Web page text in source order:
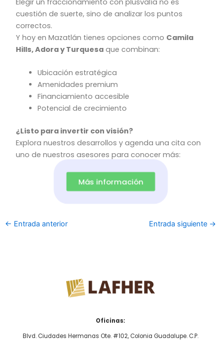
cuestión de suerte, sino de analizar los puntos
correctos.
Y hoy en Mazatlán tienes opciones como Camila
Hills, Adora y Turquesa que combinan:
Ubicación estratégica
Amenidades premium
Financiamiento accesible
Potencial de crecimiento
¿Listo para invertir con visión?
Explora nuestros desarrollos y agenda una cita con
uno de nuestros asesores para conocer más:
Más información
← Entrada anterior Entrada siguiente →
Oficinas:
Blvd. Ciudades Hermanas Ote. #102, Colonia Guadalupe. C.P.